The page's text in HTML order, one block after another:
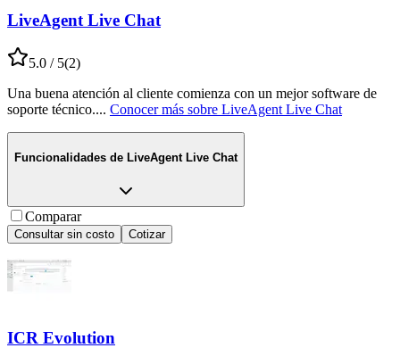
LiveAgent Live Chat
5.0 / 5(2)
Una buena atención al cliente comienza con un mejor software de
soporte técnico.... Conocer más sobre LiveAgent Live Chat
Funcionalidades de LiveAgent Live Chat
Comparar
Consultar sin costo Cotizar
ICR Evolution